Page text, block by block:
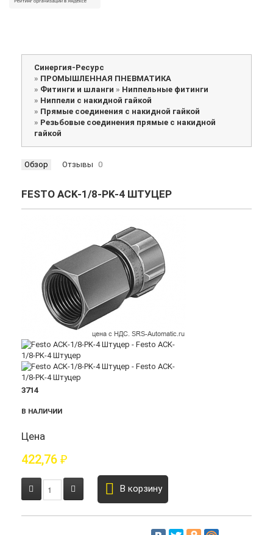
Синергия-Ресурс
» ПРОМЫШЛЕННАЯ ПНЕВМАТИКА
» Фитинги и шланги » Ниппельные фитинги
» Ниппели с накидной гайкой
» Прямые соединения с накидной гайкой
» Резьбовые соединения прямые с накидной
гайкой
Обзор Отзывы 0
FESTO ACK-1/8-PK-4 ШТУЦЕР
3714
В НАЛИЧИИ
Цена
422,76 ₽
В корзину